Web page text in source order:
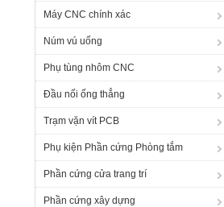
Máy CNC chính xác
Núm vú uống
Phụ tùng nhôm CNC
Đầu nối ống thẳng
Trạm vặn vít PCB
Phụ kiện Phần cứng Phòng tắm
Phần cứng cửa trang trí
Phần cứng xây dựng